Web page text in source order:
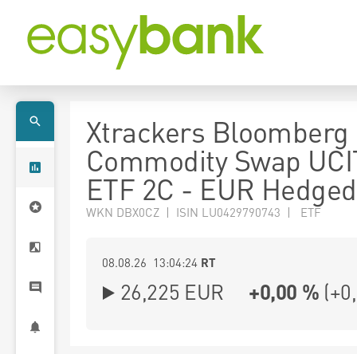
Xtrackers Bloomberg
Commodity Swap
ETF 2C - EUR Hedged
WKN DBX0CZ | ISIN LU0429790743 | ETF
08.08.26 13:04:24 RT
26,225 EUR +0,00 % (